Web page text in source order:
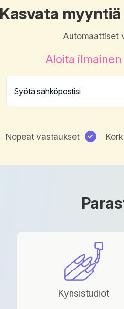
Kasvata
Automaattiset
Aloita
Nopeat vastaukset
Kynsistudiot